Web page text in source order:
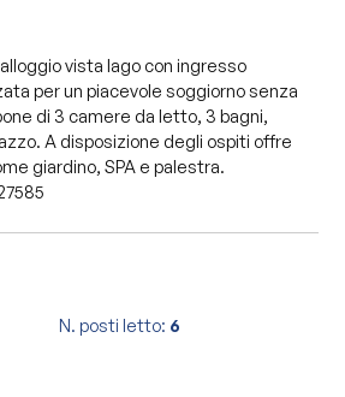
vista lago con ingresso
per un piacevole soggiorno senza
di 3 camere da letto, 3 bagni,
A disposizione degli ospiti offre
giardino, SPA e palestra.
N. posti letto: 6